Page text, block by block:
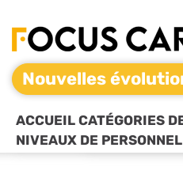
Nouvelles
ACCUEIL CATÉGORIES
NIVEAUX DE PERSONNEL